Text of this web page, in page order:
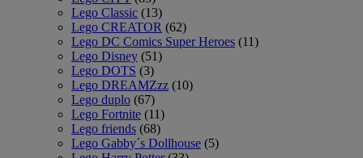
Lego Classic (13)
Lego CREATOR (62)
Lego DC Comics Super Heroes (11)
Lego Disney (51)
Lego DOTS (3)
Lego DREAMZzz (10)
Lego duplo (67)
Lego Fortnite (11)
Lego friends (68)
Lego Gabby´s Dollhouse (5)